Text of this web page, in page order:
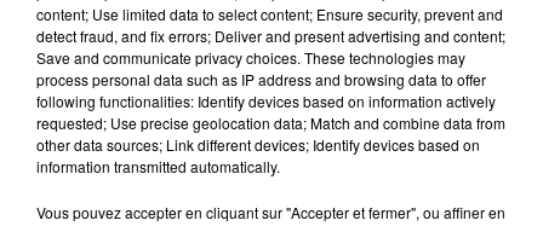
Collines la Radio
Coup de cœur Ciné
Cette semaine, Morgan Rassinoux évoque le film
"Adieu les cons ".
Morgan estprogrammateur au Fauteuil Rouge à
content; Use limited data to select content; Ensure security, prevent and
detect fraud, and fix errors; Deliver and present advertising and content;
Save and communicate privacy choices. These technologies may
process personal data such as IP address and browsing data to offer
following functionalities: Identify devices based on information actively
requested; Use precise geolocation data; Match and combine data from
other data sources; Link different devices; Identify devices based on
information transmitted automatically.
Vous pouvez accepter en cliquant sur "Accepter et fermer", ou affiner en